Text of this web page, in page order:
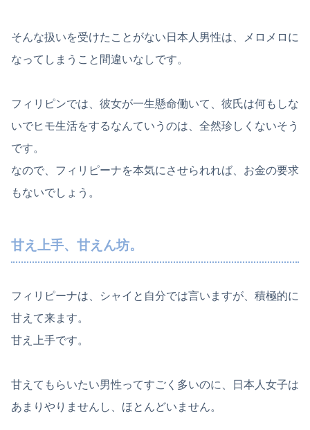
そんな扱いを受けたことがない日本人男性は、メロメロに
なってしまうこと間違いなしです。
フィリピンでは、彼女が一生懸命働いて、彼氏は何もしな
いでヒモ生活をするなんていうのは、全然珍しくないそう
です。
なので、フィリピーナを本気にさせられれば、お金の要求
もないでしょう。
甘え上手、甘えん坊。
フィリピーナは、シャイと自分では言いますが、積極的に
甘えて来ます。
甘え上手です。
甘えてもらいたい男性ってすごく多いのに、日本人女子は
あまりやりませんし、ほとんどいません。